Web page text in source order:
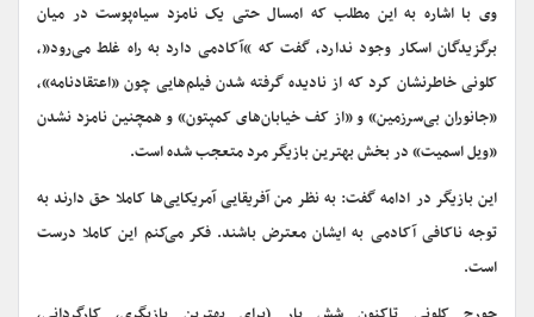
وی با اشاره به این مطلب که امسال حتی یک نامزد سیاه‌پوست در میان
برگزیدگان اسکار وجود ندارد، گفت که “آکادمی دارد به راه غلط می‌رود”،
کلونی خاطرنشان کرد که از نادیده گرفته شدن فیلم‌هایی چون «اعتقادنامه»،
«جانوران بی‌سرزمین» و «از کف خیابان‌های کمپتون» و همچنین نامزد نشدن
«ویل اسمیت» در بخش بهترین بازیگر مرد متعجب شده است.
این بازیگر در ادامه گفت: به نظر من آفریقایی آمریکایی‌ها کاملا حق دارند به
توجه ناکافی آکادمی به ایشان معترض باشند. فکر می‌کنم این کاملا درست
است.